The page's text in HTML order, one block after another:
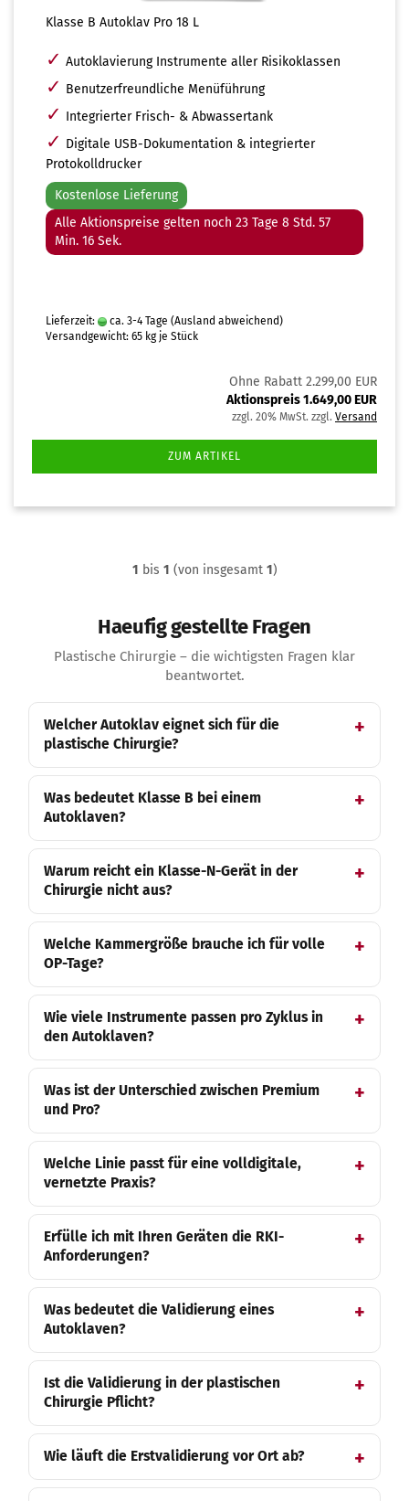
Klasse B Autoklav Pro 18 L
✓ Autoklavierung Instrumente aller Risikoklassen
✓ Benutzerfreundliche Menüführung
✓ Integrierter Frisch- & Abwassertank
✓ Digitale USB-Dokumentation & integrierter
Protokolldrucker
Kostenlose Lieferung
Alle Aktionspreise gelten noch 23 Tage 8 Std. 57
Min. 15 Sek.
Lieferzeit: ca. 3-4 Tage (Ausland abweichend)
Versandgewicht: 65 kg je Stück
Ohne Rabatt 2.299,00 EUR
Aktionspreis 1.649,00 EUR
zzgl. 20% MwSt. zzgl. Versand
ZUM ARTIKEL
1 bis 1 (von insgesamt 1)
Haeufig gestellte Fragen
Plastische Chirurgie – die wichtigsten Fragen klar
beantwortet.
Welcher Autoklav eignet sich für die
plastische Chirurgie?
Was bedeutet Klasse B bei einem
Autoklaven?
Warum reicht ein Klasse-N-Gerät in der
Chirurgie nicht aus?
Welche Kammergröße brauche ich für volle
OP-Tage?
Wie viele Instrumente passen pro Zyklus in
den Autoklaven?
Was ist der Unterschied zwischen Premium
und Pro?
Welche Linie passt für eine volldigitale,
vernetzte Praxis?
Erfülle ich mit Ihren Geräten die RKI-
Anforderungen?
Was bedeutet die Validierung eines
Autoklaven?
Ist die Validierung in der plastischen
Chirurgie Pflicht?
Wie läuft die Erstvalidierung vor Ort ab?